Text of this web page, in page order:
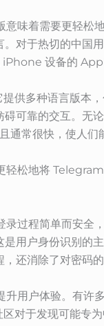
味着需要更轻松
。对于热切的中
设备的
供多种语言版本
碍可靠的交互。
常很快，使人们
松地将
过程简单而安全
用户身份识别的
还消除了对密码
用户体验。有许
对于发现可能专